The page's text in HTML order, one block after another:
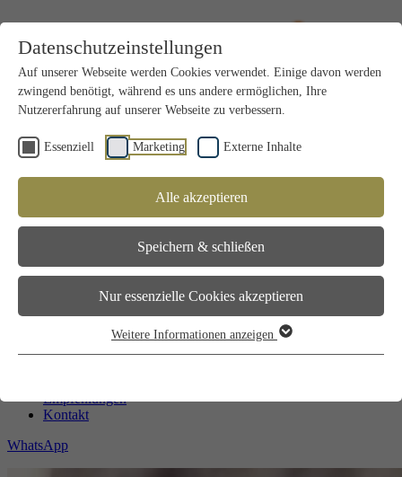
Jungjäger/Innen
Kurse & Termine
2 Kursorte in Vorarlberg
Fachliteratur
FAQ - Gut zu Wissen
Anmeldung
Empfehlungen
Kontakt
WhatsApp
Datenschutzeinstellungen
Auf unserer Webseite werden Cookies verwendet. Einige davon werden
zwingend benötigt, während es uns andere ermöglichen, Ihre
Nutzererfahrung auf unserer Webseite zu verbessern.
Essenziell Marketing Externe Inhalte
Alle akzeptieren
Speichern & schließen
Nur essenzielle Cookies akzeptieren
Weitere Informationen anzeigen